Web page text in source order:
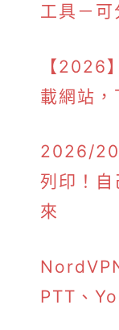
工具－
【2026
載網站
2026/
列印！自
來
PTT、